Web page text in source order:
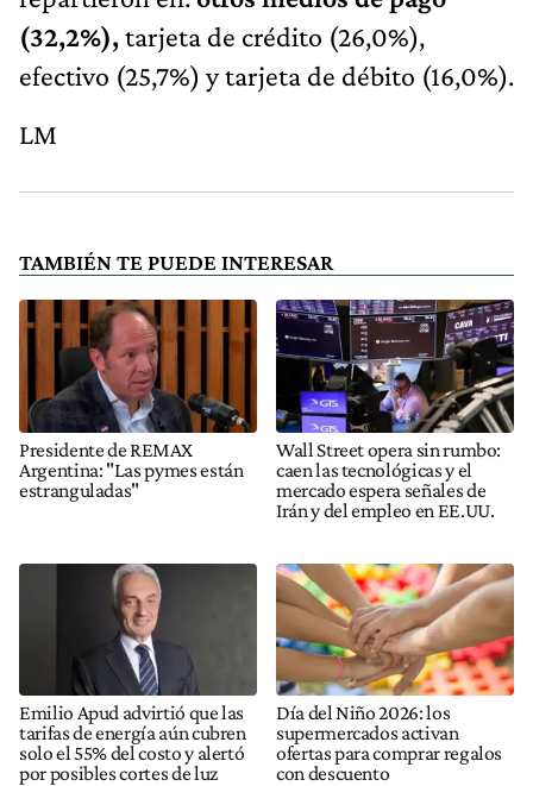
(32,2%),tarjeta de crédito (26,0%),
efectivo (25,7%) y tarjeta de débito (16,0%).
LM
TAMBIÉN TE PUEDE INTERESAR
Presidente de REMAX
Argentina: "Las pymes están
estranguladas"
Wall Street opera sin rumbo:
caen las tecnológicas y el
mercado espera señales de
Irán y del empleo en EE.UU.
Emilio Apud advirtió que las
tarifas de energía aún cubren
solo el 55% del costo y alertó
por posibles cortes de luz
Día del Niño 2026: los
supermercados activan
ofertas para comprar regalos
con descuento